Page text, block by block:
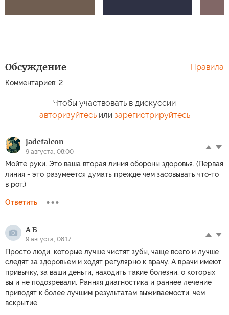
Обсуждение
Комментариев: 2
Правила
Чтобы участвовать в дискуссии
авторизуйтесьили зарегистрируйтесь
jadefalcon
9 августа, 08:00
Мойте руки. Это ваша вторая линия обороны здоровья. (Первая
линия - это разумеется думать прежде чем засовывать что-то
в рот.)
Ответить
А Б
9 августа, 08:17
Просто люди, которые лучше чистят зубы, чаще всего и лучше
следят за здоровьем и ходят регулярно к врачу. А врачи имеют
привычку, за ваши деньги, находить такие болезни, о которых
вы и не подозревали. Ранняя диагностика и раннее лечение
приводят к более лучшим результатам выживаемости, чем
вскрытие.